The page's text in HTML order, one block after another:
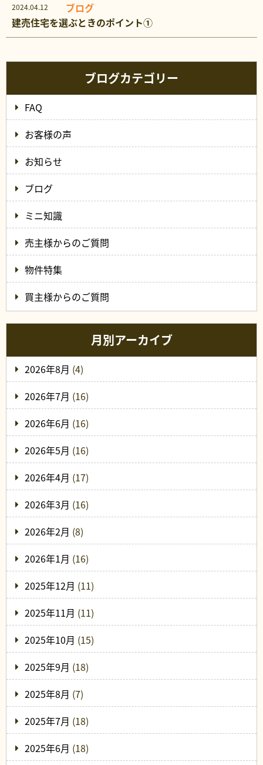
2024.04.12
ブログ
建売住宅を選ぶときのポイント①
ブログカテゴリー
FAQ
お客様の声
お知らせ
ブログ
ミニ知識
売主様からのご質問
物件特集
買主様からのご質問
月別アーカイブ
2026年8月 (4)
2026年7月 (16)
2026年6月 (16)
2026年5月 (16)
2026年4月 (17)
2026年3月 (16)
2026年2月 (8)
2026年1月 (16)
2025年12月 (11)
2025年11月 (11)
2025年10月 (15)
2025年9月 (18)
2025年8月 (7)
2025年7月 (18)
2025年6月 (18)